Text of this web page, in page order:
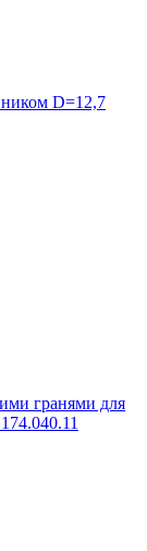
D=12,7
гранями для